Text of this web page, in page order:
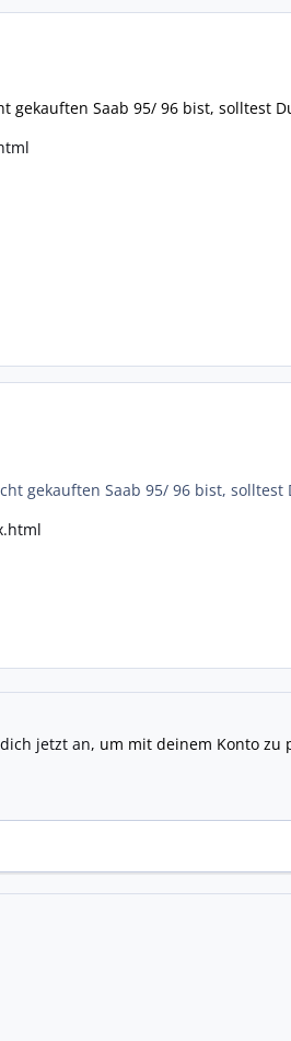
gekauften Saab 95/ 96 bist, solltest
gekauften Saab 95/ 96 bist,
jetzt an, um mit deinem Konto zu